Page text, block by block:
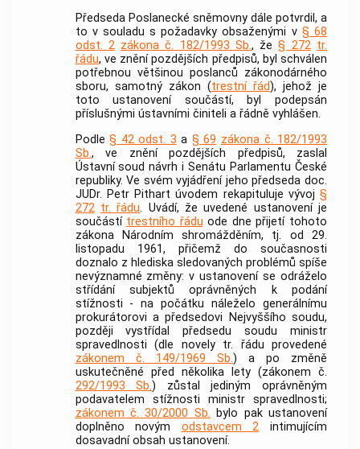
Předseda Poslanecké sněmovny dále potvrdil, a
to v souladu s požadavky obsaženými v § 68
odst. 2 zákona č. 182/1993 Sb., že§ 272 tr.
řádu, ve znění pozdějších předpisů, byl schválen
potřebnou většinou poslanců zákonodárného
sboru, samotný zákon (trestní řád), jehož je
toto ustanovení součástí, byl podepsán
příslušnými ústavními činiteli a řádně vyhlášen.
Podle§ 42 odst. 3 a § 69 zákona č. 182/1993
Sb., ve znění pozdějších předpisů, zaslal
Ústavní soud návrh i Senátu Parlamentu České
republiky. Ve svém vyjádření jeho předseda doc.
JUDr. Petr Pithart úvodem rekapituluje vývoj §
272 tr. řádu. Uvádí, že uvedené ustanovení je
součástí trestního řádu ode dne přijetí tohoto
zákona Národním shromážděním, tj. od 29.
listopadu 1961, přičemž do současnosti
doznalo z hlediska sledovaných problémů spíše
nevýznamné změny: v ustanovení se odráželo
střídání subjektů oprávněných k podání
stížnosti - na počátku náleželo generálnímu
prokurátorovi a předsedovi Nejvyššího soudu,
později vystřídal předsedu soudu ministr
spravedlnosti (dle novely tr. řádu provedené
zákonem č. 149/1969 Sb.) a po změně
uskutečněné před několika lety (zákonem č.
292/1993 Sb.) zůstal jediným oprávněným
podavatelem stížnosti ministr spravedlnosti;
zákonem č. 30/2000 Sb. bylo pak ustanovení
doplněno novým odstavcem 2 intimujícím
dosavadní obsah ustanovení.